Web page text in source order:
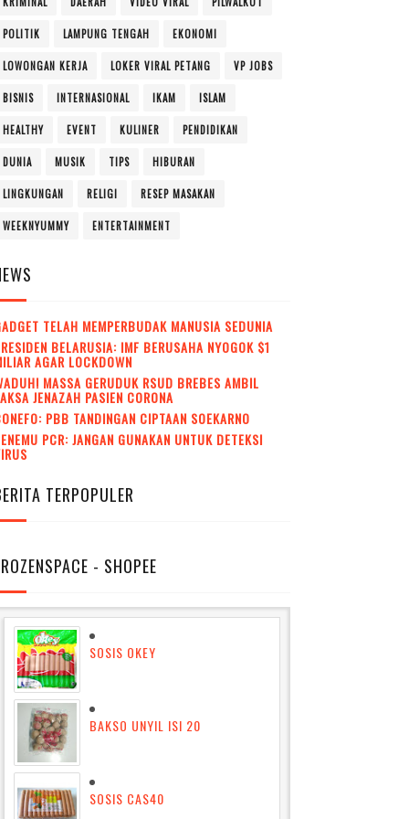
POLITIK LAMPUNG TENGAH EKONOMI
LOWONGAN KERJA LOKER VIRAL PETANG VP JOBS
BISNIS INTERNASIONAL IKAM ISLAM
HEALTHY EVENT KULINER PENDIDIKAN
DUNIA MUSIK TIPS HIBURAN
LINGKUNGAN RELIGI RESEP MASAKAN
WEEKNYUMMY ENTERTAINMENT
TELAH MEMPERBUDAK MANUSIA SEDUNIA
BELARUSIA: IMF BERUSAHA NYOGOK $1
AGAR LOCKDOWN
MASSA GERUDUK RSUD BREBES AMBIL
JENAZAH PASIEN CORONA
PBB TANDINGAN CIPTAAN SOEKARNO
PCR: JANGAN GUNAKAN UNTUK DETEKSI
TERPOPULER
- SHOPEE
SOSIS OKEY
BAKSO UNYIL ISI 20
SOSIS CAS40